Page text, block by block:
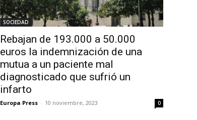
SOCIEDAD
Rebajan de 193.000 a 50.000
euros la indemnización de una
mutua a un paciente mal
diagnosticado que sufrió un
infarto
Europa Press - 10 noviembre, 2023 0